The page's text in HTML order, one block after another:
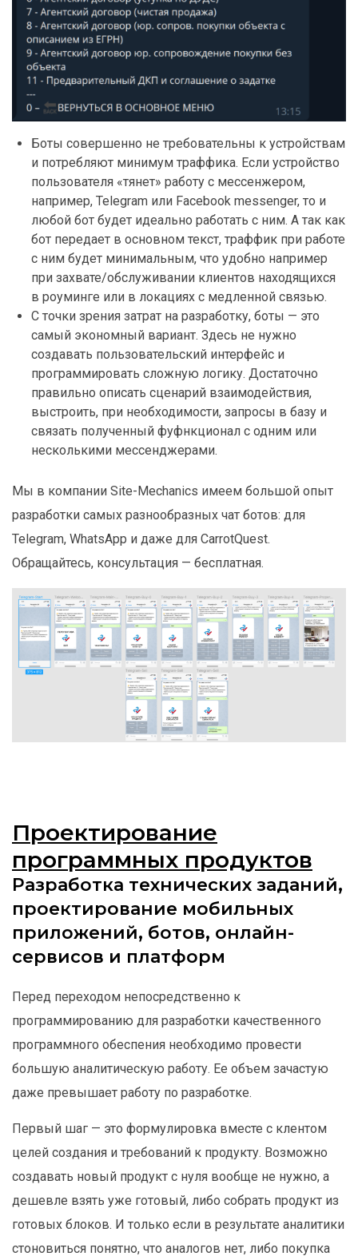
Боты совершенно не требовательны к устройствам
и потребляют минимум траффика. Если устройство
пользователя «тянет» работу с мессенжером,
например, Telegram или Facebook messenger, то и
любой бот будет идеально работать с ним. А так как
бот передает в основном текст, траффик при работе
с ним будет минимальным, что удобно например
при захвате/обслуживании клиентов находящихся
в роуминге или в локациях с медленной связью.
С точки зрения затрат на разработку, боты — это
самый экономный вариант. Здесь не нужно
создавать пользовательский интерфейс и
программировать сложную логику. Достаточно
правильно описать сценарий взаимодействия,
выстроить, при необходимости, запросы в базу и
связать полученный фуфнкционал с одним или
несколькими мессенджерами.
Мы в компании Site-Mechanics имеем большой опыт
разработки самых разнообразных чат ботов: для
Telegram, WhatsApp и даже для CarrotQuest.
Обращайтесь, консультация — бесплатная.
Проектирование
программных продуктов
Разработка технических заданий,
проектирование мобильных
приложений, ботов, онлайн-
сервисов и платформ
Перед переходом непосредственно к
программированию для разработки качественного
программного обеспения необходимо провести
большую аналитическую работу. Ее объем зачастую
даже превышает работу по разработке.
Первый шаг — это формулировка вместе с клентом
целей создания и требований к продукту. Возможно
создавать новый продукт с нуля вообще не нужно, а
дешевле взять уже готовый, либо собрать продукт из
готовых блоков. И только если в результате аналитики
стоновиться понятно, что аналогов нет, либо покупка